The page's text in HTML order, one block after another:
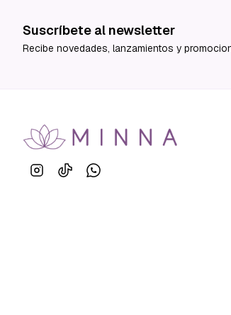
Suscríbete al newsletter
Recibe novedades, lanzamientos y